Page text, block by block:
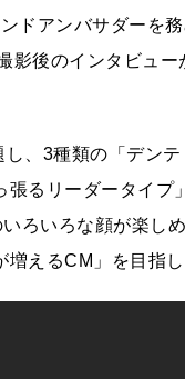
ドアンバサダーを
影後のインタビュ
、3種類の「デン
張るリーダータイ
ろいろな顔が楽し
増えるCM」を目指